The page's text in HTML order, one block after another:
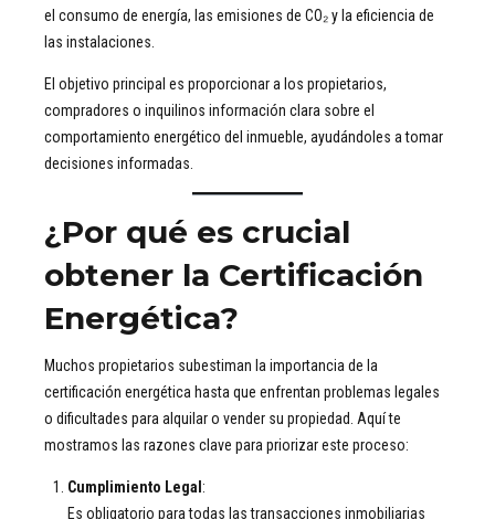
el consumo de energía, las emisiones de CO₂ y la eficiencia de
las instalaciones.
El objetivo principal es proporcionar a los propietarios,
compradores o inquilinos información clara sobre el
comportamiento energético del inmueble, ayudándoles a tomar
decisiones informadas.
¿Por qué es crucial
obtener la Certificación
Energética?
Muchos propietarios subestiman la importancia de la
certificación energética hasta que enfrentan problemas legales
o dificultades para alquilar o vender su propiedad. Aquí te
mostramos las razones clave para priorizar este proceso:
Cumplimiento Legal :
Es obligatorio para todas las transacciones inmobiliarias